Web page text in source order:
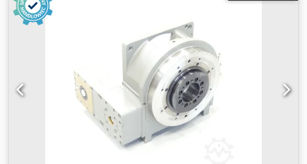
pochodzenia: Szwajcaria Uwaga: Jedna z dwóch sprężarek
wymaga wymiany. Posiadamy odpowiednią sprężarkę
zamienną (nową i nieużywaną): Typ: Copeland Scroll
ZP137KCE-TFD-455 Czynnik chłodniczy: R410A Napięcie:
380–420 V Urządzenie sprzedawane jest w całości lub jako
źródło części zamiennych. W przypadku zainteresowania
lub pytań prosimy o kontakt.